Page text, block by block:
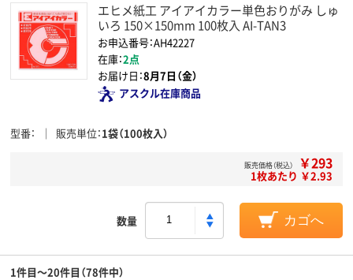
エヒメ紙工 アイアイカラー単色おりがみ しゅ
いろ 150×150mm 100枚入 AI-TAN3
お申込番号：AH42227
在庫：2点
お届け日：8月7日（金）
アスクル在庫商品
型番 販売単位 1袋（100枚入）
販売価格（税込） ￥293
1枚あたり ￥2.93
数量 カゴへ
1件目～20件目（78件中）